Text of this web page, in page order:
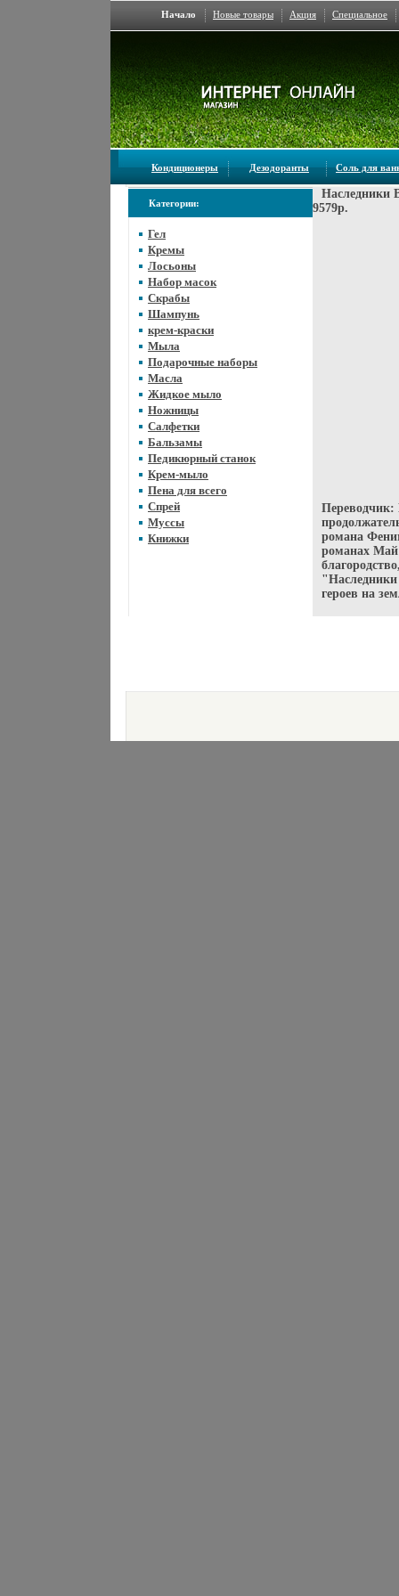
Начало Новые товары Акция Специальное
Кондиционеры Дезодоранты Соль для
Категории:
Гел
Кремы
Лосьоны
Набор масок
Скрабы
Шампунь
крем-краски
Мыла
Подарочные наборы
Масла
Жидкое мыло
Ножницы
Салфетки
Бальзамы
Педикюрный станок
Крем-мыло
Пена для всего
Спрей
Муссы
Книжки
Наследники
9579p.
романа
романах Май
героев на